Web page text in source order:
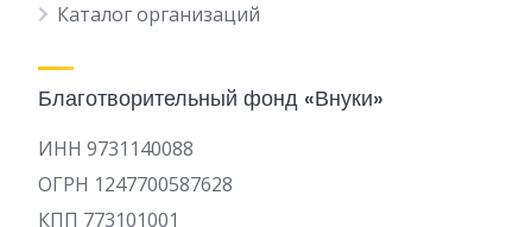
Каталог организаций
Благотворительный фонд «Внуки»
ИНН 9731140088
ОГРН 1247700587628
КПП 773101001